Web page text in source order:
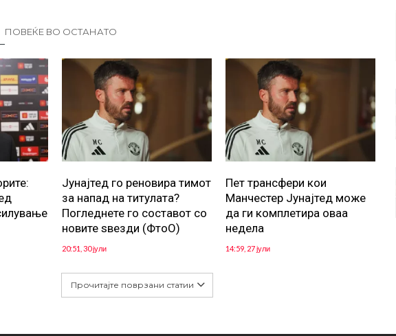
ПОВЕЌЕ ВО ОСТАНАТО
Јунајтед го реновира тимот
за напад на титулата?
Погледнете го составот со
новите ѕвезди (ФтоО)
20:51, 30 јули
Пет трансфери кои
Манчестер Јунајтед може
да ги комплетира оваа
недела
14:59, 27 јули
Прочитајте поврзани статии